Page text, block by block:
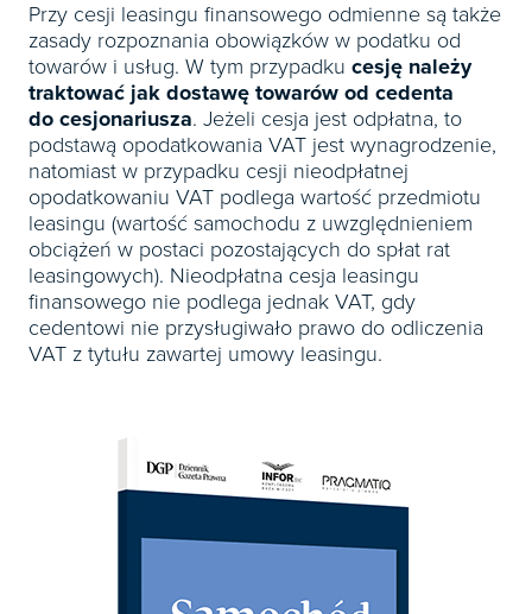
Przy cesji leasingu finansowego odmienne są także
zasady rozpoznania obowiązków w podatku od
towarów i usług. W tym przypadku cesję należy
traktować jak dostawę towarów od cedenta
do cesjonariusza. Jeżeli cesja jest odpłatna, to
podstawą opodatkowania VAT jest wynagrodzenie,
natomiast w przypadku cesji nieodpłatnej
opodatkowaniu VAT podlega wartość przedmiotu
leasingu (wartość samochodu z uwzględnieniem
obciążeń w postaci pozostających do spłat rat
leasingowych). Nieodpłatna cesja leasingu
finansowego nie podlega jednak VAT, gdy
cedentowi nie przysługiwało prawo do odliczenia
VAT z tytułu zawartej umowy leasingu.